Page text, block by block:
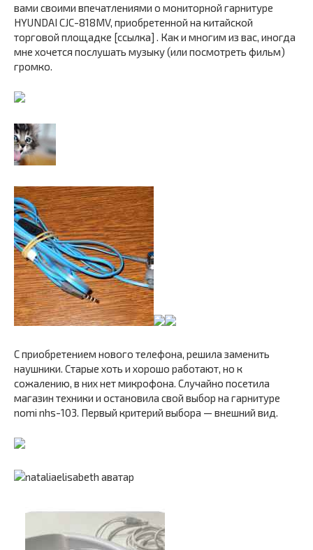
вами своими впечатлениями о мониторной гарнитуре
HYUNDAI CJC-818MV, приобретенной на китайской
торговой площадке [ссылка] . Как и многим из вас, иногда
мне хочется послушать музыку (или посмотреть фильм)
громко.
С приобретением нового телефона, решила заменить
наушники. Старые хоть и хорошо работают, но к
сожалению, в них нет микрофона. Случайно посетила
магазин техники и остановила свой выбор на гарнитуре
nomi nhs-103. Первый критерий выбора — внешний вид.